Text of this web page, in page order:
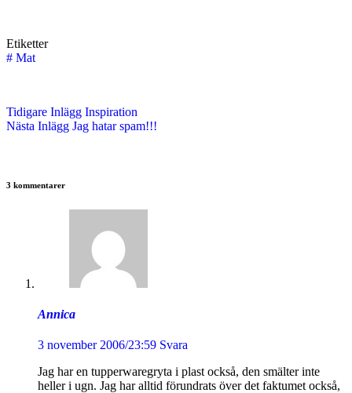
Etiketter
# Mat
Tidigare Inlägg Inspiration
Nästa Inlägg Jag hatar spam!!!
3 kommentarer
Annica
3 november 2006/23:59 Svara
Jag har en tupperwaregryta i plast också, den smälter inte
heller i ugn. Jag har alltid förundrats över det faktumet också,